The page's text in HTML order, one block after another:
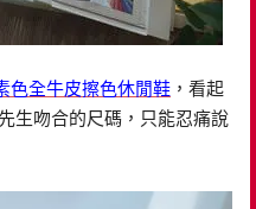
色全牛皮擦色休閒鞋 ，看起
生吻合的尺碼，只能忍痛說